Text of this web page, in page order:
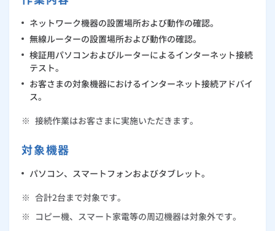
ネットワーク機器の設置場所および動作の確認。
無線ルーターの設置場所および動作の確認。
検証用パソコンおよびルーターによるインターネット接続
テスト。
お客さまの対象機器におけるインターネット接続アドバイ
ス。
※ 接続作業はお客さまに実施いただきます。
対象機器
パソコン、スマートフォンおよびタブレット。
※ 合計2台まで対象です。
※ コピー機、スマート家電等の周辺機器は対象外です。